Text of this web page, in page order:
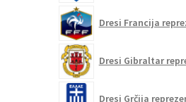
Dresi Francija
Dresi Gibraltar
Dresi Grčija